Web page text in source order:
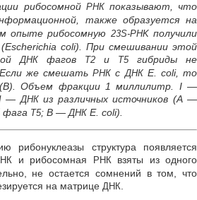
рибосомной РНКпоказывают, что
также образуется на
опыте рибосомную 23S-PHKполучили
coli). При смешивании этой
ДНК фагов Т2 и Т5гибриды не
же смешатьРНК с ДНКЕ. coli, то
(В). Объем фракции 1 миллилитр. I —
— ДНКиз различных источников (А —
фага Т5; В — ДНК Е. coli).
рибонуклеазы структура появляется
и рибосомная РНК взяты из одного
не остается сомнений в том, что
на матрице ДНК